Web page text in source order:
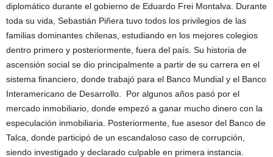
diplomático durante el gobierno de Eduardo Frei Montalva. Durante
toda su vida, Sebastián Piñera tuvo todos los privilegios de las
familias dominantes chilenas, estudiando en los mejores colegios
dentro primero y posteriormente, fuera del país. Su historia de
ascensión social se dio principalmente a partir de su carrera en el
sistema financiero, donde trabajó para el Banco Mundial y el Banco
Interamericano de Desarrollo. Por algunos años pasó por el
mercado inmobiliario, donde empezó a ganar mucho dinero con la
especulación inmobiliaria. Posteriormente, fue asesor del Banco de
Talca, donde participó de un escandaloso caso de corrupción,
siendo investigado y declarado culpable en primera instancia.